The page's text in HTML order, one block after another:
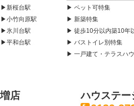
▶新桜台駅
▶小竹向原駅
▶氷川台駅
▶平和台駅
▶ ペット可特集
▶ 新築特集
▶ 徒歩10分以内築10年
▶ バストイレ別特集
▶ 一戸建て・テラスハ
店 ハウステー